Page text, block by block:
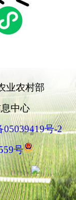
业农村部
中心
05039419号-2
号